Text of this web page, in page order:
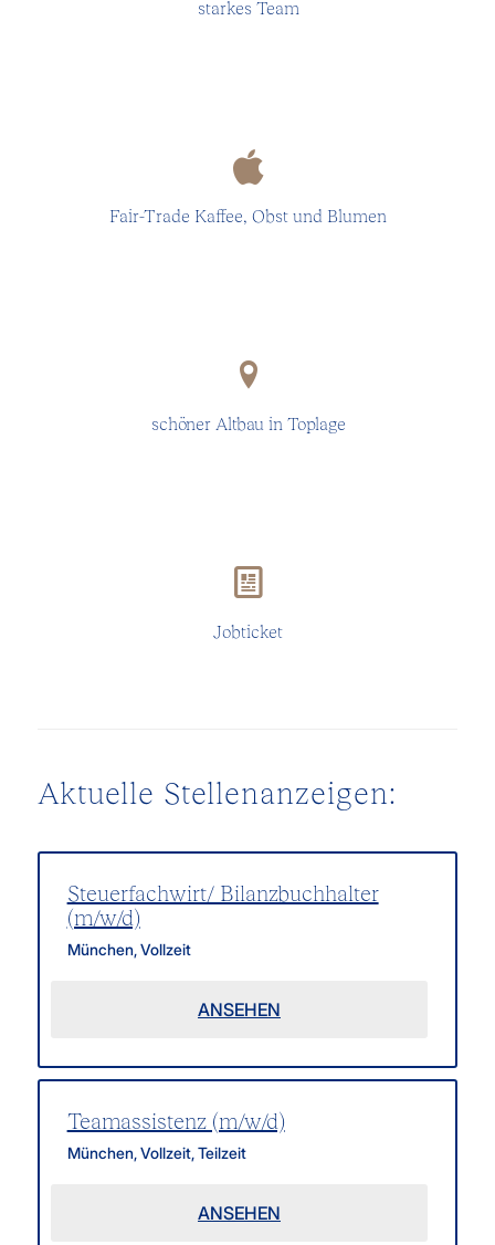
starkes Team
Fair-Trade Kaffee, Obst und Blumen
An apple a day…
schöner Altbau in Toplage
Fünf Minuten zur Theresienwiese, zehn zum
Jobticket
Aktuelle Stellenanzeigen:
Steuerfachwirt/ Bilanzbuchhalter
(m/w/d)
München,Vollzeit
ANSEHEN
Teamassistenz (m/w/d)
München,Vollzeit, Teilzeit
ANSEHEN